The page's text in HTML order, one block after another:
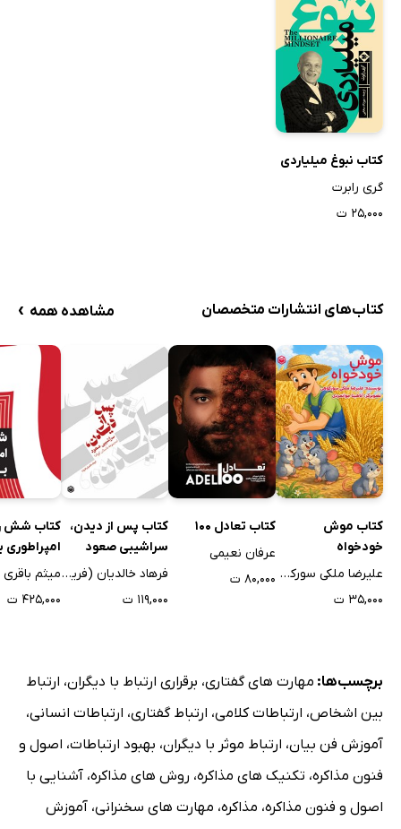
کتاب نبوغ میلیاردی
گری رابرت
۲۵,۰۰۰ ت
کتاب‌های انتشارات متخصصان مشاهده همه ›
کتاب موش
خودخواه
علیرضا ملکی سورکوهی
۳۵,۰۰۰ ت
کتاب تعادل 100
عرفان نعیمی
۸۰,۰۰۰ ت
کتاب پس از دیدن،
سراشیبی صعود
فرهاد خالدیان (فریاد)
۱۱۹,۰۰۰ ت
کتاب شش
امپراطوری
میثم باقری
۴۲۵,۰۰۰ ت
برچسب‌ها: مهارت های گفتاری، برقراری ارتباط با دیگران، ارتباط
بین اشخاص، ارتباطات کلامی، ارتباط گفتاری، ارتباطات انسانی،
آموزش فن بیان، ارتباط موثر با دیگران، بهبود ارتباطات، اصول و
فنون مذاکره، تکنیک های مذاکره، روش های مذاکره، آشنایی با
اصول و فنون مذاکره، مذاکره، مهارت های سخنرانی، آموزش